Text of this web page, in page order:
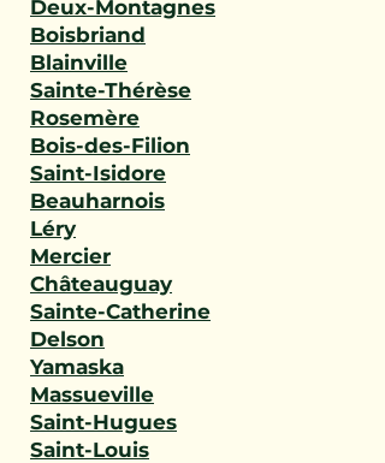
Deux-Montagnes
Boisbriand
Blainville
Sainte-Thérèse
Rosemère
Bois-des-Filion
Saint-Isidore
Beauharnois
Léry
Mercier
Châteauguay
Sainte-Catherine
Delson
Yamaska
Massueville
Saint-Hugues
Saint-Louis